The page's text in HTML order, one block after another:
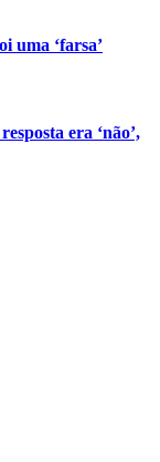
uma ‘farsa’
era ‘não’,